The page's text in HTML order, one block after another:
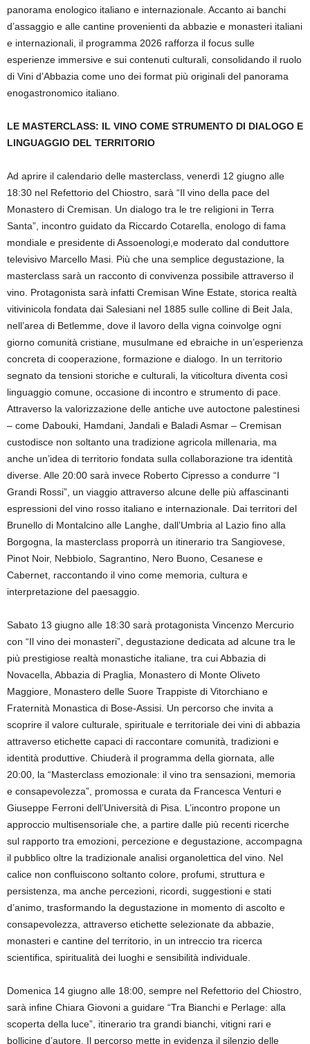
panorama enologico italiano e internazionale. Accanto ai banchi
d’assaggio e alle cantine provenienti da abbazie e monasteri italiani
e internazionali, il programma 2026 rafforza il focus sulle
esperienze immersive e sui contenuti culturali, consolidando il ruolo
di Vini d’Abbazia come uno dei format più originali del panorama
enogastronomico italiano.
LE MASTERCLASS: IL VINO COME STRUMENTO DI DIALOGO E
LINGUAGGIO DEL TERRITORIO
Ad aprire il calendario delle masterclass, venerdì 12 giugno alle
18:30 nel Refettorio del Chiostro, sarà “Il vino della pace del
Monastero di Cremisan. Un dialogo tra le tre religioni in Terra
Santa”, incontro guidato da Riccardo Cotarella, enologo di fama
mondiale e presidente di Assoenologi,e moderato dal conduttore
televisivo Marcello Masi. Più che una semplice degustazione, la
masterclass sarà un racconto di convivenza possibile attraverso il
vino. Protagonista sarà infatti Cremisan Wine Estate, storica realtà
vitivinicola fondata dai Salesiani nel 1885 sulle colline di Beit Jala,
nell’area di Betlemme, dove il lavoro della vigna coinvolge ogni
giorno comunità cristiane, musulmane ed ebraiche in un’esperienza
concreta di cooperazione, formazione e dialogo. In un territorio
segnato da tensioni storiche e culturali, la viticoltura diventa così
linguaggio comune, occasione di incontro e strumento di pace.
Attraverso la valorizzazione delle antiche uve autoctone palestinesi
– come Dabouki, Hamdani, Jandali e Baladi Asmar – Cremisan
custodisce non soltanto una tradizione agricola millenaria, ma
anche un’idea di territorio fondata sulla collaborazione tra identità
diverse. Alle 20:00 sarà invece Roberto Cipresso a condurre “I
Grandi Rossi”, un viaggio attraverso alcune delle più affascinanti
espressioni del vino rosso italiano e internazionale. Dai territori del
Brunello di Montalcino alle Langhe, dall’Umbria al Lazio fino alla
Borgogna, la masterclass proporrà un itinerario tra Sangiovese,
Pinot Noir, Nebbiolo, Sagrantino, Nero Buono, Cesanese e
Cabernet, raccontando il vino come memoria, cultura e
interpretazione del paesaggio.
Sabato 13 giugno alle 18:30 sarà protagonista Vincenzo Mercurio
con “Il vino dei monasteri”, degustazione dedicata ad alcune tra le
più prestigiose realtà monastiche italiane, tra cui Abbazia di
Novacella, Abbazia di Praglia, Monastero di Monte Oliveto
Maggiore, Monastero delle Suore Trappiste di Vitorchiano e
Fraternità Monastica di Bose-Assisi. Un percorso che invita a
scoprire il valore culturale, spirituale e territoriale dei vini di abbazia
attraverso etichette capaci di raccontare comunità, tradizioni e
identità produttive. Chiuderà il programma della giornata, alle
20:00, la “Masterclass emozionale: il vino tra sensazioni, memoria
e consapevolezza”, promossa e curata da Francesca Venturi e
Giuseppe Ferroni dell’Università di Pisa. L’incontro propone un
approccio multisensoriale che, a partire dalle più recenti ricerche
sul rapporto tra emozioni, percezione e degustazione, accompagna
il pubblico oltre la tradizionale analisi organolettica del vino. Nel
calice non confluiscono soltanto colore, profumi, struttura e
persistenza, ma anche percezioni, ricordi, suggestioni e stati
d’animo, trasformando la degustazione in momento di ascolto e
consapevolezza, attraverso etichette selezionate da abbazie,
monasteri e cantine del territorio, in un intreccio tra ricerca
scientifica, spiritualità dei luoghi e sensibilità individuale.
Domenica 14 giugno alle 18:00, sempre nel Refettorio del Chiostro,
sarà infine Chiara Giovoni a guidare “Tra Bianchi e Perlage: alla
scoperta della luce”, itinerario tra grandi bianchi, vitigni rari e
bollicine d’autore. Il percorso mette in evidenza il silenzio delle